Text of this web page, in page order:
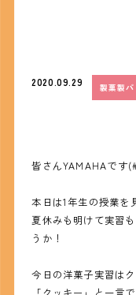
2020.09.29 製菓製
皆さんYAMAHAです
本日は1年生の授業を
夏休みも明けて実習
うか！
今日の洋菓子実習は